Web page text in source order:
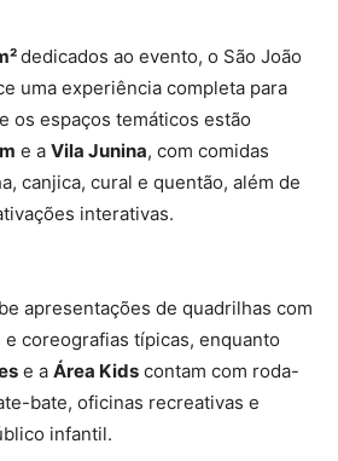
dedicados ao evento, o São João
uma experiência completa para
os espaços temáticos estão
e a Vila Junina, com comidas
canjica, cural e quentão, além de
interativas.
apresentações de quadrilhas com
coreografias típicas, enquanto
e a Área Kids contam com roda-
bate, oficinas recreativas e
infantil.